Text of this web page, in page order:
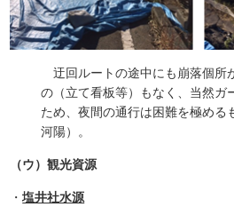
迂回ルートの途中にも崩落個所
の（立て看板等）もなく、当然ガ
ため、夜間の通行は困難を極める
河陽）。
（ウ）観光資源
・塩井社水源